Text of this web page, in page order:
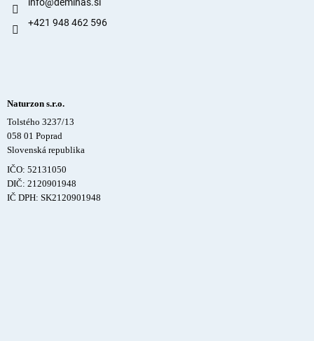
+421 948 462 596
Naturzon s.r.o.
Tolstého 3237/13
058 01 Poprad
Slovenská republika
IČO: 52131050
DIČ: 2120901948
IČ DPH: SK2120901948